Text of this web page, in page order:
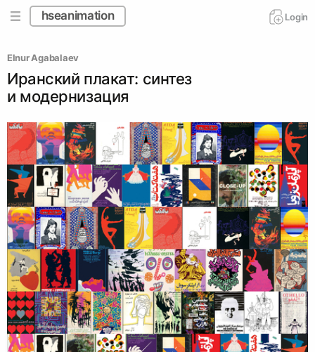
hseanimation Login
Elnur Agabalaev
Иранский плакат: синтез
и модернизация